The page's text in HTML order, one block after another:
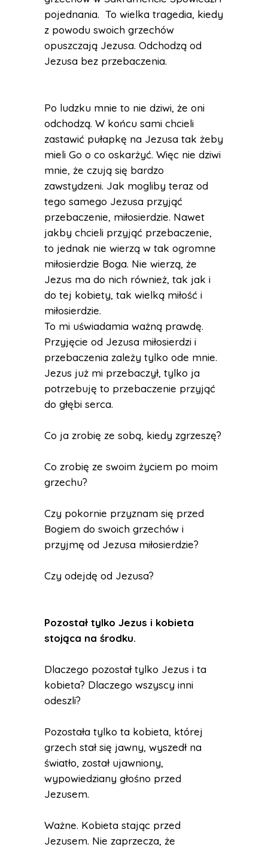
pojednania. To wielka tragedia, kiedy
z powodu swoich grzechów
opuszczają Jezusa. Odchodzą od
Jezusa bez przebaczenia.
Po ludzku mnie to nie dziwi, że oni
odchodzą. W końcu sami chcieli
zastawić pułapkę na Jezusa tak żeby
mieli Go o co oskarżyć. Więc nie dziwi
mnie, że czują się bardzo
zawstydzeni. Jak mogliby teraz od
tego samego Jezusa przyjąć
przebaczenie, miłosierdzie. Nawet
jakby chcieli przyjąć przebaczenie,
to jednak nie wierzą w tak ogromne
miłosierdzie Boga. Nie wierzą, że
Jezus ma do nich również, tak jak i
do tej kobiety, tak wielką miłość i
miłosierdzie.
To mi uświadamia ważną prawdę.
Przyjęcie od Jezusa miłosierdzi i
przebaczenia zależy tylko ode mnie.
Jezus już mi przebaczył, tylko ja
potrzebuję to przebaczenie przyjąć
do głębi serca.
Co ja zrobię ze sobą, kiedy zgrzeszę?
Co zrobię ze swoim życiem po moim
grzechu?
Czy pokornie przyznam się przed
Bogiem do swoich grzechów i
przyjmę od Jezusa miłosierdzie?
Czy odejdę od Jezusa?
Pozostał tylko Jezus i kobieta
stojąca na środku.
Dlaczego pozostał tylko Jezus i ta
kobieta? Dlaczego wszyscy inni
odeszli?
Pozostała tylko ta kobieta, której
grzech stał się jawny, wyszedł na
światło, został ujawniony,
wypowiedziany głośno przed
Jezusem.
Ważne. Kobieta stając przed
Jezusem. Nie zaprzecza, że